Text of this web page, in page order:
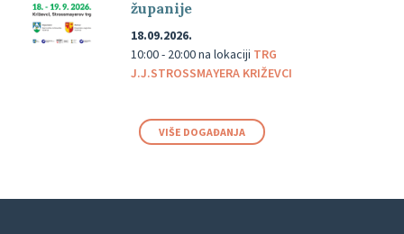
županije
18.09.2026.
10:00 - 20:00na lokaciji TRG
J.J.STROSSMAYERA KRIŽEVCI
VIŠE DOGAĐANJA